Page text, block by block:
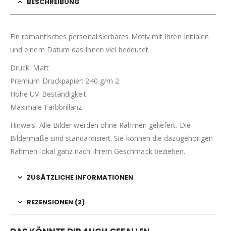
Ein romantisches personalisierbares Motiv mit Ihren Initialen
und einem Datum das Ihnen viel bedeutet.
Druck: Matt
Premium Druckpapier: 240 g/m 2
Hohe UV-Beständigkeit
Maximale Farbbrillanz
Hinweis: Alle Bilder werden ohne Rahmen geliefert. Die
Bildermaße sind standardisiert. Sie können die dazugehörigen
Rahmen lokal ganz nach Ihrem Geschmack beziehen.
ZUSÄTZLICHE INFORMATIONEN
REZENSIONEN (2)